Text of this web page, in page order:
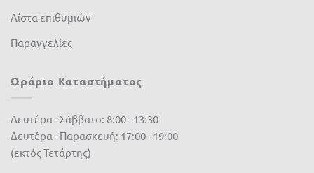
Λίστα επιθυμιών
Παραγγελίες
Ωράριο Καταστήματος
Δευτέρα - Σάββατο: 8:00 - 13:30
Δευτέρα - Παρασκευή: 17:00 - 19:00
(εκτός Τετάρτης)